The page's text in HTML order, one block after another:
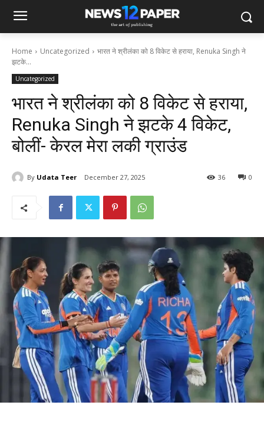
Home Uncategorized
भारत ने श्रीलंका को 8 विकेट से हराया, Renuka Singh ने
झटके...
Uncategorized
भारत ने श्रीलंका को 8 विकेट से हराया,
Renuka Singh ने झटके 4 विकेट,
बोलीं- केरल मेरा लकी ग्राउंड
By Udata Teer December 27, 2025 0
36